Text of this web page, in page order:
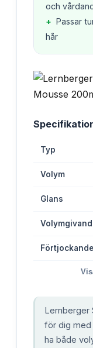
och
+ Passar
hår
Typ
Volym
Glans
Förtjockande
Lernberger
för dig med
ha både